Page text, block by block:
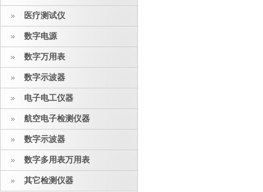
医疗测试仪
数字电源
数字万用表
数字示波器
电子电工仪器
航空电子检测仪器
数字示波器
数字多用表万用表
其它检测仪器